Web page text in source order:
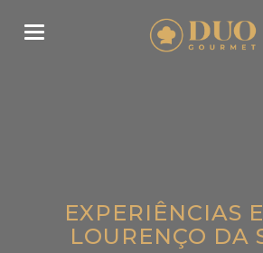
Toggle navigation
EXPERIÊNCIAS
LOURENÇO DA